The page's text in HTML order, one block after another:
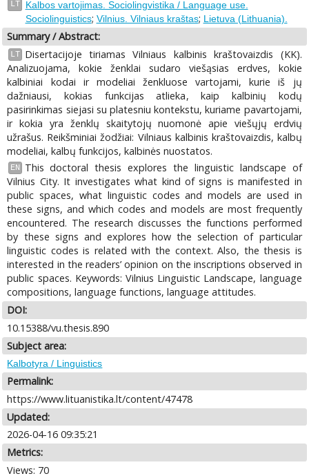
LT
Kalbos vartojimas. Sociolingvistika / Language use.
Sociolinguistics; Vilnius. Vilniaus kraštas; Lietuva (Lithuania).
Summary / Abstract:
LT
Disertacijoje tiriamas Vilniaus kalbinis kraštovaizdis (KK).
Analizuojama, kokie ženklai sudaro viešąsias erdves, kokie
kalbiniai kodai ir modeliai ženkluose vartojami, kurie iš jų
dažniausi, kokias funkcijas atlieka, kaip kalbinių kodų
pasirinkimas siejasi su platesniu kontekstu, kuriame pavartojami,
ir kokia yra ženklų skaitytojų nuomonė apie viešųjų erdvių
užrašus. Reikšminiai žodžiai: Vilniaus kalbinis kraštovaizdis, kalbų
modeliai, kalbų funkcijos, kalbinės nuostatos.
EN
This doctoral thesis explores the linguistic landscape of
Vilnius City. It investigates what kind of signs is manifested in
public spaces, what linguistic codes and models are used in
these signs, and which codes and models are most frequently
encountered. The research discusses the functions performed
by these signs and explores how the selection of particular
linguistic codes is related with the context. Also, the thesis is
interested in the readers’ opinion on the inscriptions observed in
public spaces. Keywords: Vilnius Linguistic Landscape, language
compositions, language functions, language attitudes.
DOI:
10.15388/vu.thesis.890
Subject area:
Kalbotyra / Linguistics
Permalink:
https://www.lituanistika.lt/content/47478
Updated:
2026-04-16 09:35:21
Metrics:
Views: 70